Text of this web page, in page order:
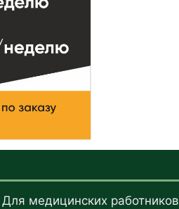
Для медицинских работников